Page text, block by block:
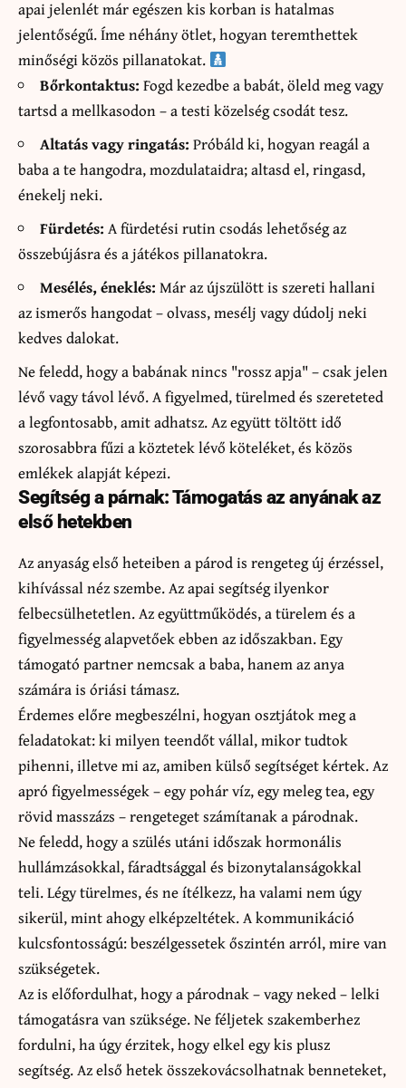
apai jelenlét már egészen kis korban is hatalmas
jelentőségű. Íme néhány ötlet, hogyan teremthettek
minőségi közös pillanatokat.
Bőrkontaktus: Fogd kezedbe a babát, öleld meg vagy
tartsd a mellkasodon – a testi közelség csodát tesz.
Altatás vagy ringatás: Próbáld ki, hogyan reagál a
baba a te hangodra, mozdulataidra; altasd el, ringasd,
énekelj neki.
Fürdetés: A fürdetési rutin csodás lehetőség az
összebújásra és a játékos pillanatokra.
Mesélés, éneklés: Már az újszülött is szereti hallani
az ismerős hangodat – olvass, mesélj vagy dúdolj neki
kedves dalokat.
Ne feledd, hogy a babának nincs "rossz apja" – csak jelen
lévő vagy távol lévő. A figyelmed, türelmed és szereteted
a legfontosabb, amit adhatsz. Az együtt töltött idő
szorosabbra fűzi a köztetek lévő köteléket, és közös
emlékek alapját képezi.
Segítség a párnak: Támogatás az anyának az
első hetekben
Az anyaság első heteiben a párod is rengeteg új érzéssel,
kihívással néz szembe. Az apai segítség ilyenkor
felbecsülhetetlen. Az együttműködés, a türelem és a
figyelmesség alapvetőek ebben az időszakban. Egy
támogató partner nemcsak a baba, hanem az anya
számára is óriási támasz.
Érdemes előre megbeszélni, hogyan osztjátok meg a
feladatokat: ki milyen teendőt vállal, mikor tudtok
pihenni, illetve mi az, amiben külső segítséget kértek. Az
apró figyelmességek – egy pohár víz, egy meleg tea, egy
rövid masszázs – rengeteget számítanak a párodnak.
Ne feledd, hogy a szülés utáni időszak hormonális
hullámzásokkal, fáradtsággal és bizonytalanságokkal
teli. Légy türelmes, és ne ítélkezz, ha valami nem úgy
sikerül, mint ahogy elképzeltétek. A kommunikáció
kulcsfontosságú: beszélgessetek őszintén arról, mire van
szükségetek.
Az is előfordulhat, hogy a párodnak – vagy neked – lelki
támogatásra van szüksége. Ne féljetek szakemberhez
fordulni, ha úgy érzitek, hogy elkel egy kis plusz
segítség. Az első hetek összekovácsolhatnak benneteket,